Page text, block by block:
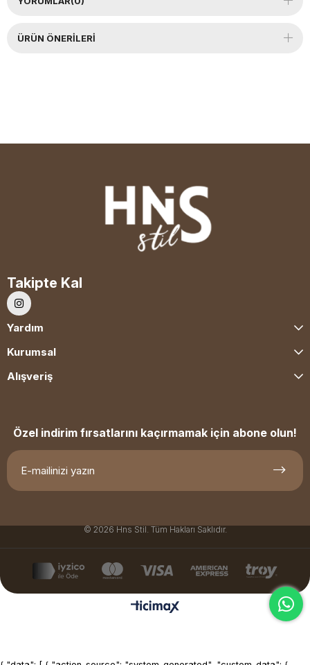
ÜRÜN ÖNERILERI
Takipte Kal
Yardım
Kurumsal
Alışveriş
Özel indirim fırsatlarını kaçırmamak için abone olun!
© 2026 Hns Stil. Tüm Hakları Saklıdır.